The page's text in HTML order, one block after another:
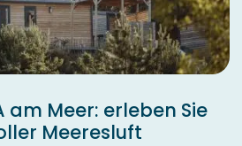
am Meer: erleben Sie
Meeresluft